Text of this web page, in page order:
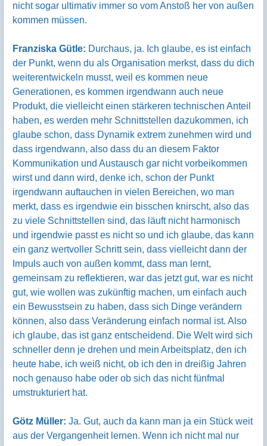
nicht sogar ultimativ immer so vom Anstoß her von außen
kommen müssen.
Franziska Gütle: Durchaus, ja. Ich glaube, es ist einfach
der Punkt, wenn du als Organisation merkst, dass du dich
weiterentwickeln musst, weil es kommen neue
Generationen, es kommen irgendwann auch neue
Produkt, die vielleicht einen stärkeren technischen Anteil
haben, es werden mehr Schnittstellen dazukommen, ich
glaube schon, dass Dynamik extrem zunehmen wird und
dass irgendwann, also dass du an diesem Faktor
Kommunikation und Austausch gar nicht vorbeikommen
wirst und dann wird, denke ich, schon der Punkt
irgendwann auftauchen in vielen Bereichen, wo man
merkt, dass es irgendwie ein bisschen knirscht, also das
zu viele Schnittstellen sind, das läuft nicht harmonisch
und irgendwie passt es nicht so und ich glaube, das kann
ein ganz wertvoller Schritt sein, dass vielleicht dann der
Impuls auch von außen kommt, dass man lernt,
gemeinsam zu reflektieren, war das jetzt gut, war es nicht
gut, wie wollen was zukünftig machen, um einfach auch
ein Bewusstsein zu haben, dass sich Dinge verändern
können, also dass Veränderung einfach normal ist. Also
ich glaube, das ist ganz entscheidend. Die Welt wird sich
schneller denn je drehen und mein Arbeitsplatz, den ich
heute habe, ich weiß nicht, ob ich den in dreißig Jahren
noch genauso habe oder ob sich das nicht fünfmal
umstrukturiert hat.
Götz Müller: Ja. Gut, auch da kann man ja ein Stück weit
aus der Vergangenheit lernen. Wenn ich nicht mal nur